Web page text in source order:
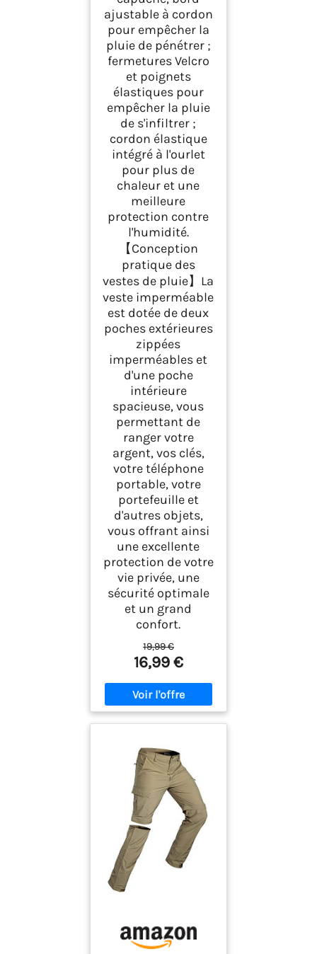
ajustable à cordon
pour empêcher la
pluie de pénétrer ;
fermetures Velcro
et poignets
élastiques pour
empêcher la pluie
de s'infiltrer ;
cordon élastique
intégré à l'ourlet
pour plus de
chaleur et une
meilleure
protection contre
l'humidité.
【Conception
pratique des
vestes de pluie】La
veste imperméable
est dotée de deux
poches extérieures
zippées
imperméables et
d'une poche
intérieure
spacieuse, vous
permettant de
ranger votre
argent, vos clés,
votre téléphone
portable, votre
portefeuille et
d'autres objets,
vous offrant ainsi
une excellente
protection de votre
vie privée, une
sécurité optimale
et un grand
confort.
19,99 €
16,99 €